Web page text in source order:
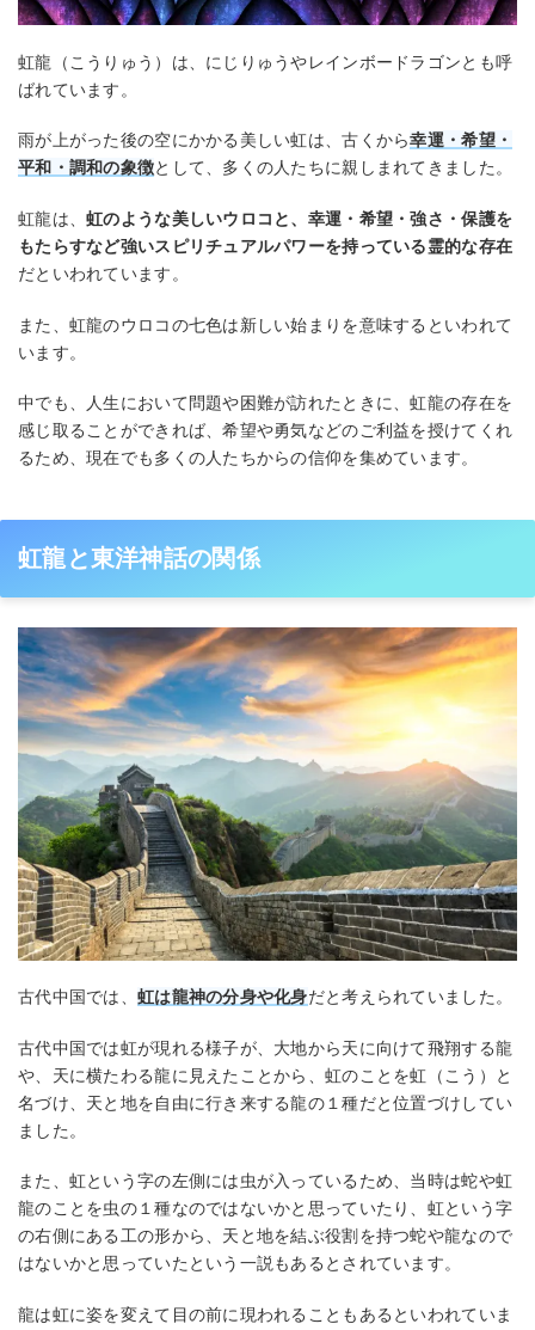
虹龍（こうりゅう）は、にじりゅうやレインボードラゴンとも呼
ばれています。
雨が上がった後の空にかかる美しい虹は、古くから幸運・希望・
平和・調和の象徴として、多くの人たちに親しまれてきました。
虹龍は、虹のような美しいウロコと、幸運・希望・強さ・保護を
もたらすなど強いスピリチュアルパワーを持っている霊的な存在
だといわれています。
また、虹龍のウロコの七色は新しい始まりを意味するといわれて
います。
中でも、人生において問題や困難が訪れたときに、虹龍の存在を
感じ取ることができれば、希望や勇気などのご利益を授けてくれ
るため、現在でも多くの人たちからの信仰を集めています。
虹龍と東洋神話の関係
古代中国では、 虹は龍神の分身や化身だと考えられていました。
古代中国では虹が現れる様子が、大地から天に向けて飛翔する龍
や、天に横たわる龍に見えたことから、虹のことを虹（こう）と
名づけ、天と地を自由に行き来する龍の１種だと位置づけしてい
ました。
また、虹という字の左側には虫が入っているため、当時は蛇や虹
龍のことを虫の１種なのではないかと思っていたり、虹という字
の右側にある工の形から、天と地を結ぶ役割を持つ蛇や龍なので
はないかと思っていたという一説もあるとされています。
龍は虹に姿を変えて目の前に現われることもあるといわれていま